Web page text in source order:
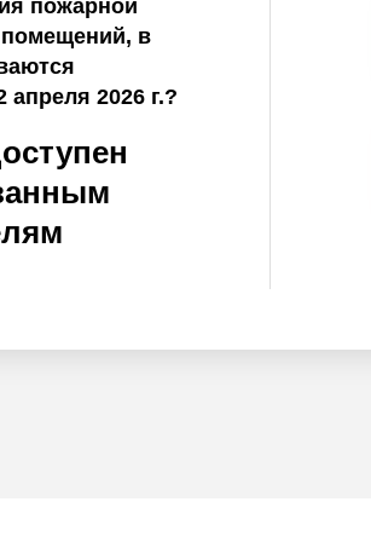
пожарной
помещений, в
апреля 2026 г.?